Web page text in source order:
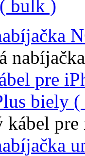
pre
biely
kábel pre